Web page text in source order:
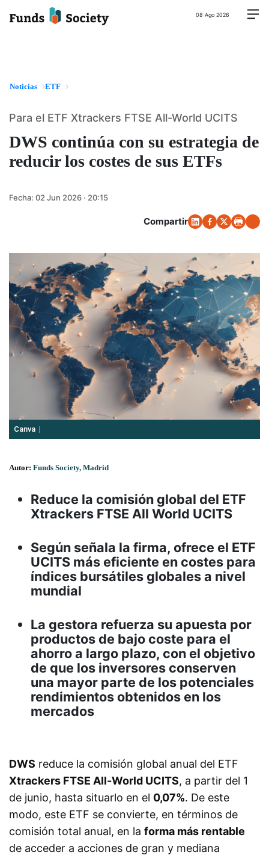
08 Ago 2026
Noticias ETF
DWS continúa con su estrategia de
reducir los costes de sus ETFs
Para el ETF Xtrackers FTSE All-World UCITS
Fecha: 02 Jun 2026 · 20:15
Compartir
Canva
Autor: Funds Society, Madrid
Reduce la comisión global del ETF
Xtrackers FTSE All World UCITS
Según señala la firma, ofrece el ETF
UCITS más eficiente en costes para
índices bursátiles globales a nivel
mundial
La gestora refuerza su apuesta por
productos de bajo coste para el
ahorro a largo plazo, con el objetivo
de que los inversores conserven
una mayor parte de los potenciales
rendimientos obtenidos en los
mercados
DWS reduce la comisión global anual del ETF
Xtrackers FTSE All-World UCITS, a partir del 1
de junio, hasta situarlo en el 0,07%. De este
modo, este ETF se convierte, en términos de
comisión total anual, en la forma más rentable
de acceder a acciones de gran y mediana